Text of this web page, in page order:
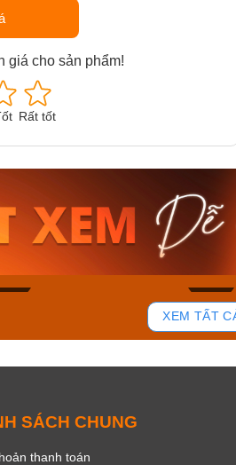
giá cho sản phẩm!
Rất tốt
Nam MTS-
1AVDF
ngay
Casio
RS100L-
4.276.000₫
XEM TẤT
SÁCH CHUNG
thanh toán